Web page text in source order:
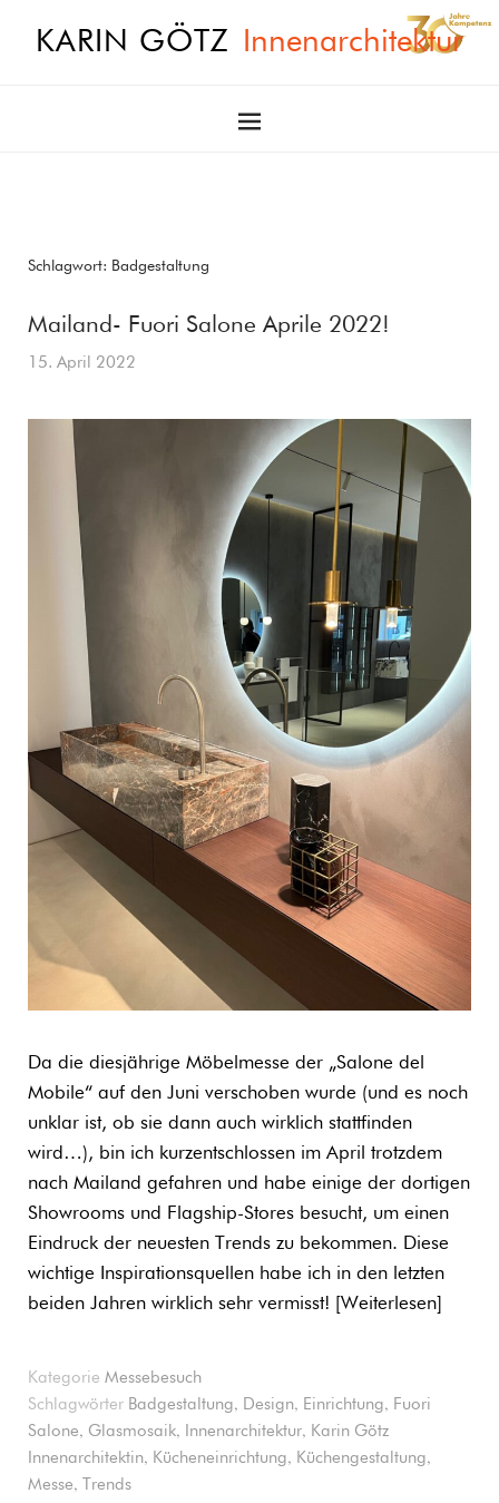
KARIN GÖTZ Innenarchitektur
Schlagwort: Badgestaltung
Mailand- Fuori Salone Aprile 2022!
15. April 2022
Da die diesjährige Möbelmesse der „Salone del
Mobile“ auf den Juni verschoben wurde (und es noch
unklar ist, ob sie dann auch wirklich stattfinden
wird…), bin ich kurzentschlossen im April trotzdem
nach Mailand gefahren und habe einige der dortigen
Showrooms und Flagship-Stores besucht, um einen
Eindruck der neuesten Trends zu bekommen. Diese
wichtige Inspirationsquellen habe ich in den letzten
beiden Jahren wirklich sehr vermisst!
Weiterlesen
Kategorie Messebesuch
Schlagwörter Badgestaltung, Design, Einrichtung, Fuori
Salone, Glasmosaik, Innenarchitektur, Karin Götz
Innenarchitektin, Kücheneinrichtung, Küchengestaltung,
Messe, Trends